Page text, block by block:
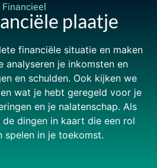
Financieel
plaatje
financiële situatie en maken
analyseren je inkomsten en
en schulden. Ook kijken we
wat je hebt geregeld voor je
en je nalatenschap. Als
dingen in kaart die een rol
spelen in je toekomst.